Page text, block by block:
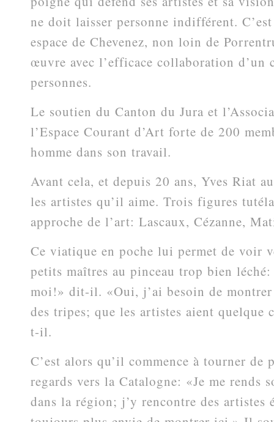
ne doit laisser personne indifférent.
espace de Chevenez, non loin de
œuvre avec l’efficace collaboration d’un
personnes.
Le soutien du Canton du Jura et
l’Espace Courant d’Art forte de 200
homme dans son travail.
Avant cela, et depuis 20 ans, Yves Riat
les artistes qu’il aime. Trois figures
approche de l’art: Lascaux, Cézanne,
Ce viatique en poche lui permet de voir
petits maîtres au pinceau trop bien léché:
moi!» dit-il. «Oui, j’ai besoin de montrer
des tripes; que les artistes aient quelque
t-il.
C’est alors qu’il commence à tourner de
regards vers la Catalogne: «Je me rends
dans la région; j’y rencontre des artistes